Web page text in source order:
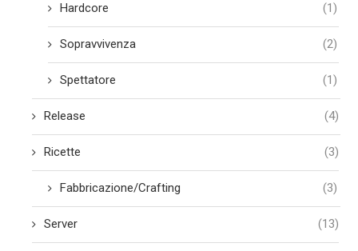
Hardcore (1)
Sopravvivenza (2)
Spettatore (1)
Release (4)
Ricette (3)
Fabbricazione/Crafting (3)
Server (13)